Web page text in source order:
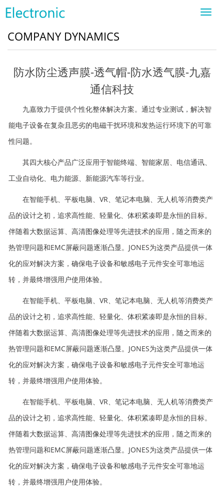
COMPANY DYNAMICS
防水防尘透声膜-透气帽-防水透气膜-九嘉
通信科技
九嘉致力于提供个性化整体解决方案。通过专业测试，解决智
能电子设备在复杂且恶劣的电磁干扰环境和发热运行环境下的可靠
性问题。
其四大核心产品广泛应用于智能终端、智能家居、电信通讯、
工业自动化、电力能源、新能源汽车等行业。
在智能手机、平板电脑、VR、笔记本电脑、无人机等消费类产
品的设计之初，追求高性能、轻量化、体积紧凑即是永恒的目标。
伴随着大数据运算、高清图像处理等先进技术的应用，随之而来的
热管理问题和EMC屏蔽问题逐渐凸显。JONES为这类产品提供一体
化的应对解决方案，确保电子设备和敏感电子元件安全可靠地运
转，并最终增强用户使用体验。
在智能手机、平板电脑、VR、笔记本电脑、无人机等消费类产
品的设计之初，追求高性能、轻量化、体积紧凑即是永恒的目标。
伴随着大数据运算、高清图像处理等先进技术的应用，随之而来的
热管理问题和EMC屏蔽问题逐渐凸显。JONES为这类产品提供一体
化的应对解决方案，确保电子设备和敏感电子元件安全可靠地运
转，并最终增强用户使用体验。
在智能手机、平板电脑、VR、笔记本电脑、无人机等消费类产
品的设计之初，追求高性能、轻量化、体积紧凑即是永恒的目标。
伴随着大数据运算、高清图像处理等先进技术的应用，随之而来的
热管理问题和EMC屏蔽问题逐渐凸显。JONES为这类产品提供一体
化的应对解决方案，确保电子设备和敏感电子元件安全可靠地运
转，并最终增强用户使用体验。